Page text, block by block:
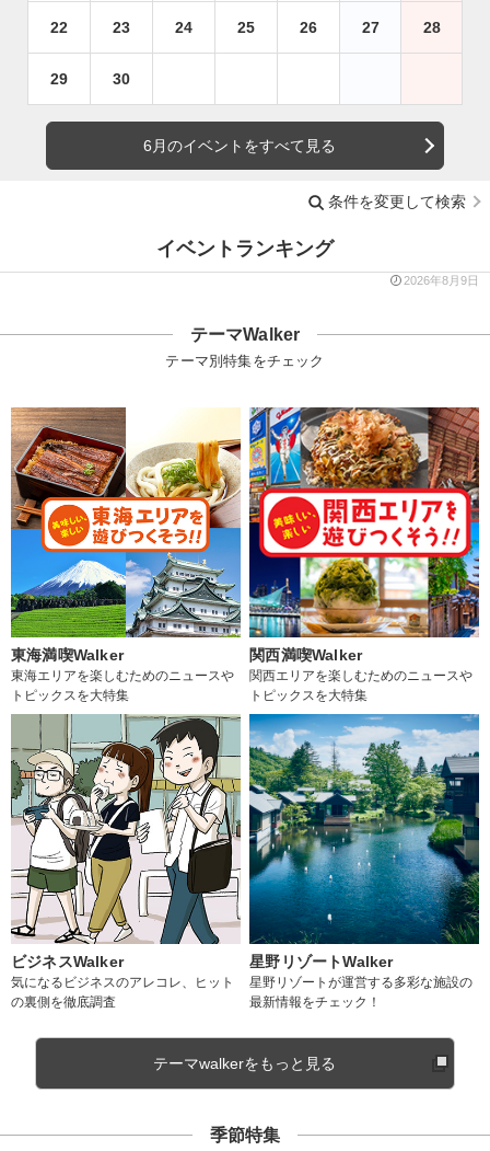
22 23 24 25 26 27 28
29 30
6月のイベントをすべて見る
条件を変更して検索
イベントランキング
2026年8月9日
テーマWalker
テーマ別特集をチェック
東海満喫Walker
東海エリアを楽しむためのニュースや
トピックスを大特集
関西満喫Walker
関西エリアを楽しむためのニュースや
トピックスを大特集
ビジネスWalker
気になるビジネスのアレコレ、ヒット
の裏側を徹底調査
星野リゾートWalker
星野リゾートが運営する多彩な施設の
最新情報をチェック！
テーマwalkerをもっと見る
季節特集